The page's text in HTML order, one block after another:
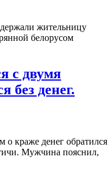
жительницу
белорусом
с двумя
без денег.
краже денег обратился
Мужчина пояснил,